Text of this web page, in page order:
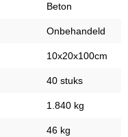
Beton
Onbehandeld
10x20x100cm
40 stuks
1.840 kg
46 kg